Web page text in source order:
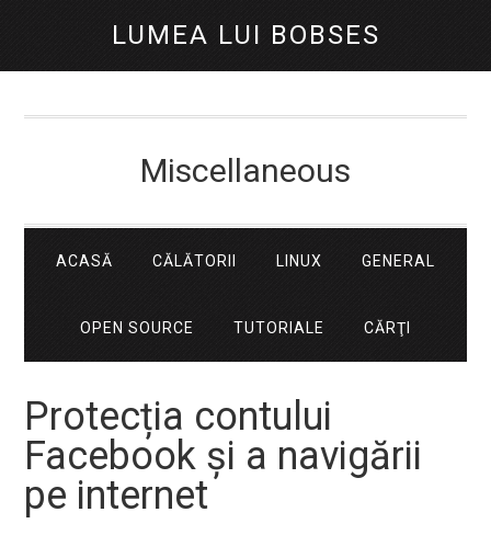
LUMEA LUI BOBSES
Miscellaneous
ACASĂ CĂLĂTORII LINUX GENERAL
OPEN SOURCE TUTORIALE CĂRŢI
Protecția contului
Facebook și a navigării
pe internet